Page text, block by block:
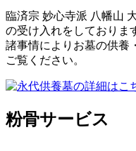
臨済宗 妙心寺派 八幡山
の受け入れをしておりま
諸事情によりお墓の供養
ご覧ください。
粉骨サービス